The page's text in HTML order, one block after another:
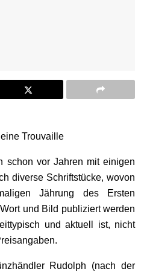
Trouvaille
schon vor Jahren mit einigen
diverse Schriftstücke, wovon
Jährung des Ersten
und Bild publiziert werden
und aktuell ist, nicht
Rudolph (nach der